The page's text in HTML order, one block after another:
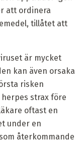
att ordinera
tillåtet att
är mycket
kan även orsaka
risken
strax före
oftast en
under en
återkommande